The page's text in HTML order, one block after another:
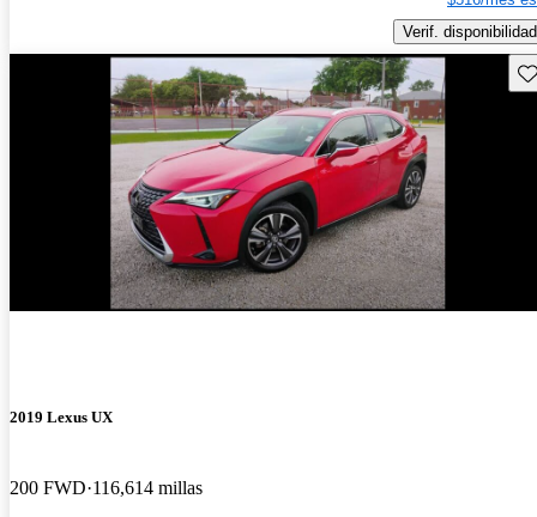
Verif. disponibilidad
2019 Lexus UX
200 FWD 116,614 millas